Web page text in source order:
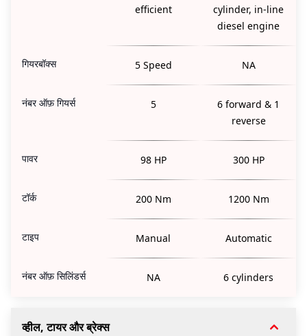
efficient
cylinder, in-line
diesel engine
गियरबॉक्स 5 Speed NA
नंबर ऑफ़ गियर्स 5
6 forward & 1
reverse
पावर 98 HP 300 HP
टॉर्क 200 Nm 1200 Nm
टाइप Manual Automatic
नंबर ऑफ़ सिलिंडर्स NA 6 cylinders
व्हील, टायर और ब्रेक्स